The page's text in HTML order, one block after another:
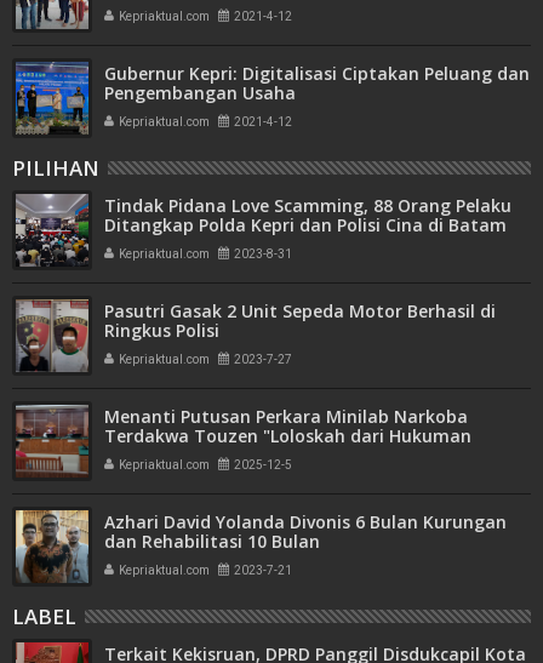
Kepriaktual.com 2021-4-12
Gubernur Kepri: Digitalisasi Ciptakan Peluang dan
Pengembangan Usaha
Kepriaktual.com 2021-4-12
PILIHAN
Tindak Pidana Love Scamming, 88 Orang Pelaku
Ditangkap Polda Kepri dan Polisi Cina di Batam
Kepriaktual.com 2023-8-31
Pasutri Gasak 2 Unit Sepeda Motor Berhasil di
Ringkus Polisi
Kepriaktual.com 2023-7-27
Menanti Putusan Perkara Minilab Narkoba
Terdakwa Touzen "Loloskah dari Hukuman
Seumur Hidup atau Mati"
Kepriaktual.com 2025-12-5
Azhari David Yolanda Divonis 6 Bulan Kurungan
dan Rehabilitasi 10 Bulan
Kepriaktual.com 2023-7-21
LABEL
Terkait Kekisruan, DPRD Panggil Disdukcapil Kota